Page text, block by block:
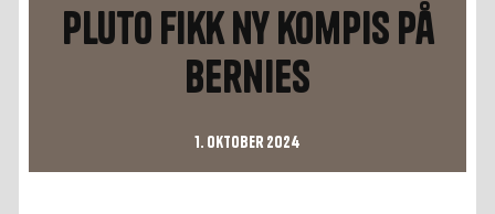
Pluto fikk ny kompis på
Bernies
1. oktober 2024